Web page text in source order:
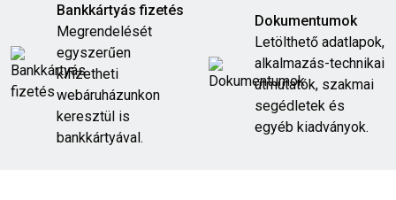
Bankkártyás fizetés
Megrendelését
egyszerűen
kifizetheti
webáruházunkon
keresztül is
bankkártyával.
Dokumentumok
Letölthető adatlapok,
alkalmazás-technikai
útmutatók, szakmai
segédletek és
egyéb kiadványok.